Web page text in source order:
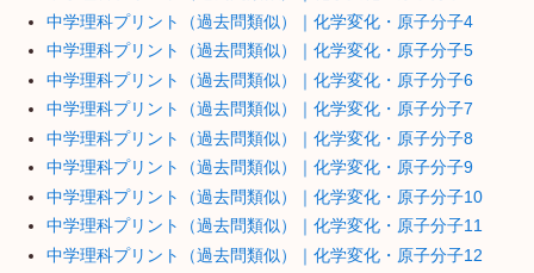
中学理科プリント（過去問類似）｜化学変化・原子分子4
中学理科プリント（過去問類似）｜化学変化・原子分子5
中学理科プリント（過去問類似）｜化学変化・原子分子6
中学理科プリント（過去問類似）｜化学変化・原子分子7
中学理科プリント（過去問類似）｜化学変化・原子分子8
中学理科プリント（過去問類似）｜化学変化・原子分子9
中学理科プリント（過去問類似）｜化学変化・原子分子10
中学理科プリント（過去問類似）｜化学変化・原子分子11
中学理科プリント（過去問類似）｜化学変化・原子分子12